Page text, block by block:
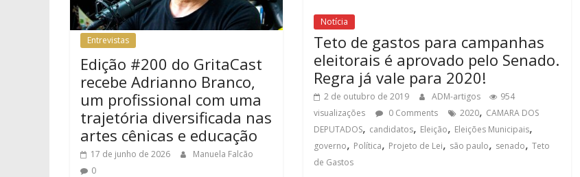
Notícia
Teto de gastos para campanhas
eleitorais é aprovado pelo Senado.
Regra já vale para 2020!
2 de outubro de 2019 ADM-artigos
954
visualizações
0 Comments 2020, CAMARA DOS
DEPUTADOS, candidatos, Eleição, Eleições Municipais,
governo, Política, Projeto de Lei, são paulo, senado, Teto
de Gastos
Entrevistas
Edição #200 do GritaCast
recebe Adrianno Branco,
um profissional com uma
trajetória diversificada nas
artes cênicas e educação
17 de junho de 2026
Manuela Falcão
0